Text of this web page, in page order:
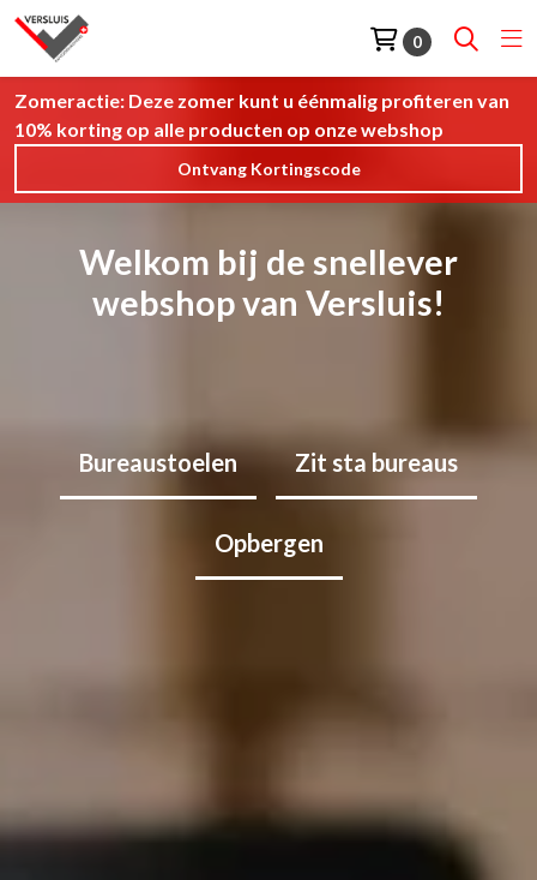
0
Zomeractie: Deze zomer kunt u éénmalig profiteren van
10% korting op alle producten op onze webshop
Ontvang Kortingscode
Welkom bij de snellever
webshop van Versluis!
Bureaustoelen Zit sta bureaus
Opbergen